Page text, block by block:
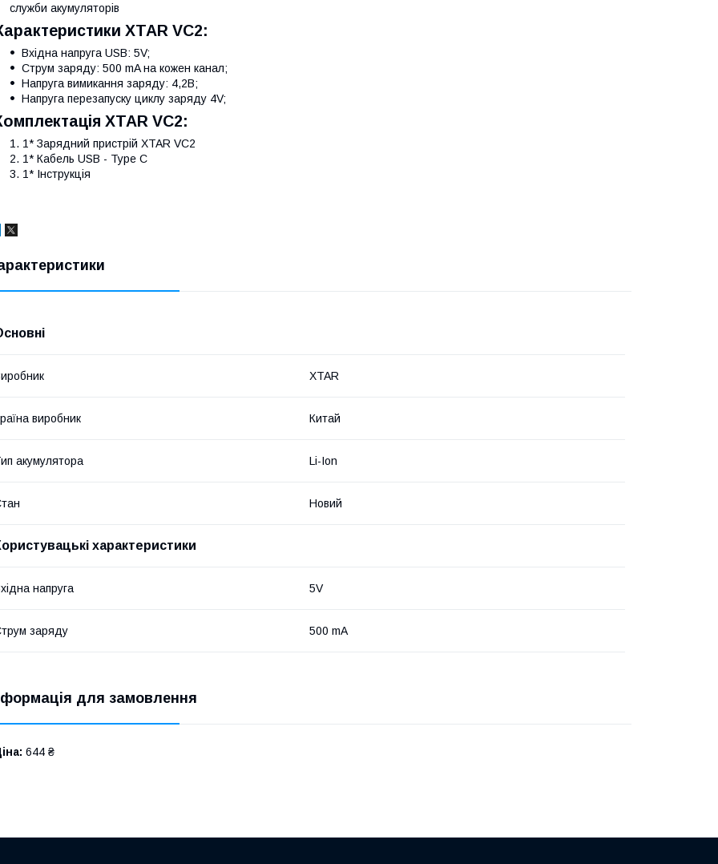
служби акумуляторів
XTAR VC2:
Вхідна напруга USB: 5V;
Струм заряду: 500 mA на кожен канал;
Напруга вимикання заряду: 4,2В;
Напруга перезапуску циклу заряду 4V;
XTAR VC2:
1* Зарядний пристрій XTAR VC2
1* Кабель USB - Type C
1* Інструкція
XTAR
виробник Китай
акумулятора Li-Ion
Новий
характеристики
напруга 5V
заряду 500 mA
для замовлення
644 ₴